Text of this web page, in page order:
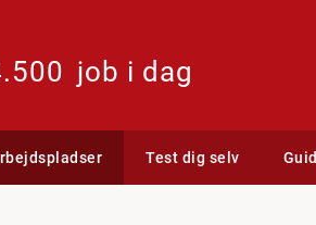
job i dag
Test dig selv